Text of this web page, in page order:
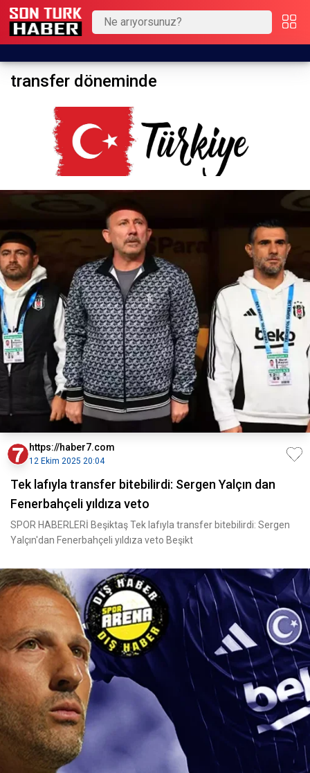
transfer döneminde
https://haber7.com
12 Ekim 2025 20:04
Tek lafıyla transfer bitebilirdi: Sergen Yalçın dan
Fenerbahçeli yıldıza veto
SPOR HABERLERİ Beşiktaş Tek lafıyla transfer bitebilirdi: Sergen
Yalçın'dan Fenerbahçeli yıldıza veto Beşikt